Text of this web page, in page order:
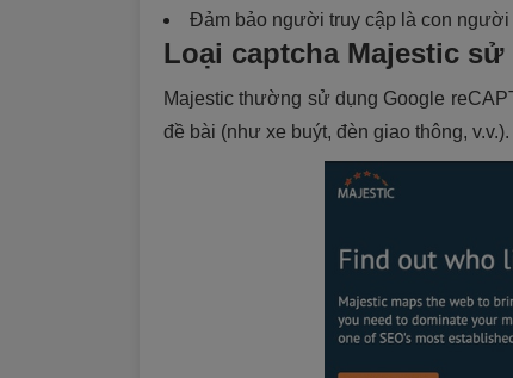
Đảm bảo người truy cập là con người
Loại captcha Majestic sử
Majestic thường sử dụng Google
đề bài (như xe buýt, đèn giao thông,